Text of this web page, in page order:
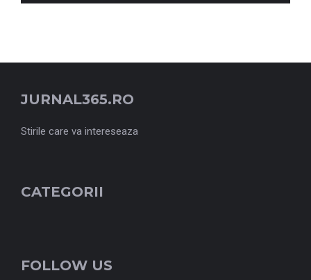
JURNAL365.RO
Stirile care va intereseaza
CATEGORII
FOLLOW US